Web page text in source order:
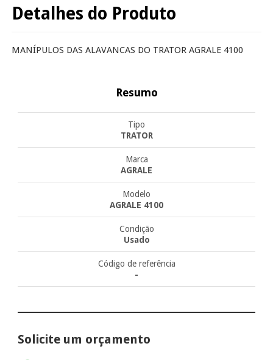
Detalhes do Produto
MANÍPULOS DAS ALAVANCAS DO TRATOR AGRALE 4100
Resumo
Tipo
TRATOR
Marca
AGRALE
Modelo
AGRALE 4100
Condição
Usado
Código de referência
-
Solicite um orçamento